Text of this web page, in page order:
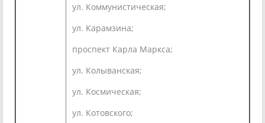
ул. Коммунистическая;
ул. Карамзина;
проспект Карла Маркса;
ул. Колыванская;
ул. Космическая;
ул. Котовского;